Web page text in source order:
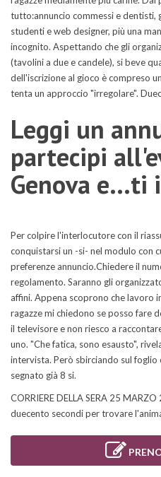
tutto:annuncio commessi e dentisti,
studenti e web designer, più una
incognito. Aspettando che gli
(tavolini a due e candele), si beve
dell'iscrizione al gioco è compreso
tenta un approccio "irregolare".
Leggi un
partecipi
Genova e...ti
Per colpire l'interlocutore con il
conquistarsi un -si- nel modulo con
preferenze annuncio.Chiedere il
regolamento. Saranno gli
affini. Appena scoprono che lavoro
ragazze mi chiedono se posso fare
il televisore e non riesco a
uno. "Che fatica, sono esausto",
intervista. Però sbirciando sul foglio
segnato già 8 si.
CORRIERE DELLA SERA 25
duecento secondi per trovare